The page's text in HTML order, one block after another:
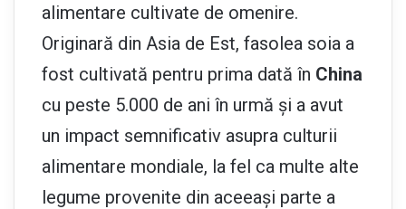
alimentare cultivate de omenire.
Originară din Asia de Est, fasolea soia a
fost cultivată pentru prima dată în China
cu peste 5.000 de ani în urmă și a avut
un impact semnificativ asupra culturii
alimentare mondiale, la fel ca multe alte
legume provenite din aceeași parte a